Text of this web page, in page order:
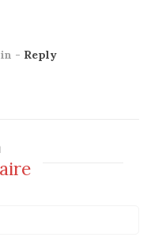
- Reply